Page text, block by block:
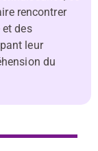
rencontrer
des
leur
du